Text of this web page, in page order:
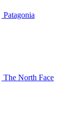
Patagonia
The North Face